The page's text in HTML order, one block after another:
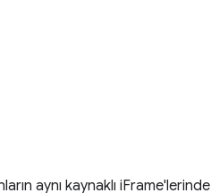
aynı kaynaklı iFrame'lerinde